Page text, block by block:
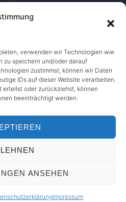
verwenden wir Technologien wie
zu speichern und/oder darauf
zustimmst, können wir Daten
IDs auf dieser Website verarbeiten.
erteilst oder zurückziehst, können
beeinträchtigt werden.
ANSEHEN
Impressum
of Bounds Oberstdorf
) Deutsch